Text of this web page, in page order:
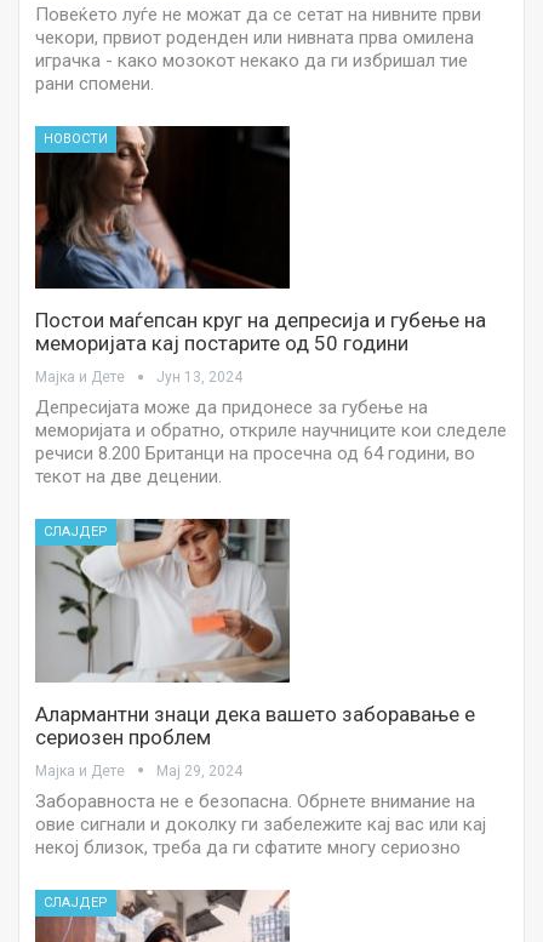
Повеќето луѓе не можат да се сетат на нивните први
чекори, првиот роденден или нивната прва омилена
играчка - како мозокот некако да ги избришал тие
рани спомени.
НОВОСТИ
Постои маѓепсан круг на депресија и губење на
меморијата кај постарите од 50 години
Мајка и Дете Јун 13, 2024
Депресијата може да придонесе за губење на
меморијата и обратно, откриле научниците кои следеле
речиси 8.200 Британци на просечна од 64 години, во
текот на две децении.
СЛАЈДЕР
Алармантни знаци дека вашето заборавање е
сериозен проблем
Мајка и Дете Мај 29, 2024
Заборавноста не е безопасна. Обрнете внимание на
овие сигнали и доколку ги забележите кај вас или кај
некој близок, треба да ги сфатите многу сериозно
СЛАЈДЕР